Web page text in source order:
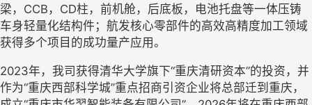
梁，CCB，CD柱，前机舱，后底板，电池托盘等一体压铸
车身轻量化结构件；航发核心零部件的高效高精度加工领域
获得多个项目的成功量产应用。
2023年，我司获得清华大学旗下“重庆清研资本”的投资，并
作为“重庆西部科学城”重点招商引资企业将总部迁到重庆，